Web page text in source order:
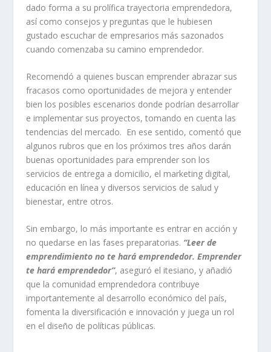
dado forma a su prolífica trayectoria emprendedora,
así como consejos y preguntas que le hubiesen
gustado escuchar de empresarios más sazonados
cuando comenzaba su camino emprendedor.
Recomendó a quienes buscan emprender abrazar sus
fracasos como oportunidades de mejora y entender
bien los posibles escenarios donde podrían desarrollar
e implementar sus proyectos, tomando en cuenta las
tendencias del mercado. En ese sentido, comentó que
algunos rubros que en los próximos tres años darán
buenas oportunidades para emprender son los
servicios de entrega a domicilio, el marketing digital,
educación en línea y diversos servicios de salud y
bienestar, entre otros.
Sin embargo, lo más importante es entrar en acción y
no quedarse en las fases preparatorias. “Leer de
emprendimiento no te hará emprendedor. Emprender
te hará emprendedor”, aseguró el itesiano, y añadió
que la comunidad emprendedora contribuye
importantemente al desarrollo económico del país,
fomenta la diversificación e innovación y juega un rol
en el diseño de políticas públicas.